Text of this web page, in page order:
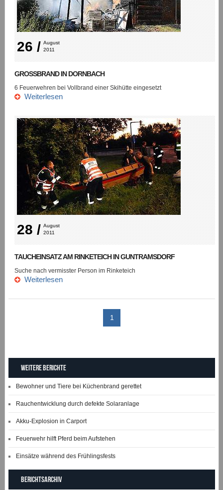
26 / August
2011
GROSSBRAND IN DORNBACH
6 Feuerwehren bei Vollbrand einer Skihütte eingesetzt
Weiterlesen
28 / August
2011
TAUCHEINSATZ AM RINKETEICH IN GUNTRAMSDORF
Suche nach vermisster Person im Rinketeich
Weiterlesen
1
Weitere Berichte
Bewohner und Tiere bei Küchenbrand gerettet
Rauchentwicklung durch defekte Solaranlage
Akku-Explosion in Carport
Feuerwehr hilft Pferd beim Aufstehen
Einsätze während des Frühlingsfests
Berichtsarchiv